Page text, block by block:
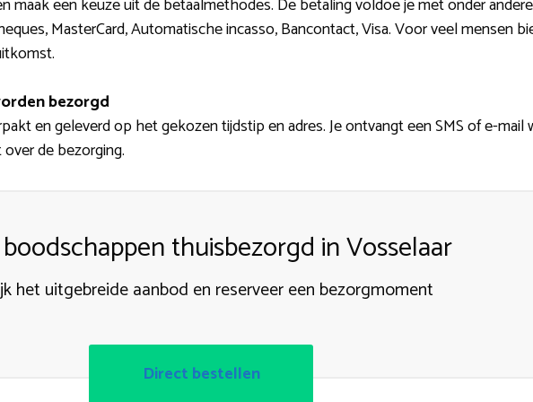
maak een keuze uit de betaalmethodes. De betaling voldoe je met onder andere
MasterCard, Automatische incasso, Bancontact, Visa. Voor veel mensen
bezorgd
en geleverd op het gekozen tijdstip en adres. Je ontvangt een SMS of e-mail
de bezorging.
thuisbezorgd in Vosselaar
het uitgebreide aanbod en reserveer een bezorgmoment
Direct bestellen